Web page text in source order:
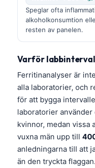
Speglar ofta
alkoholkonsumtion
resten av panelen.
Varför
Ferritinanalyser är
alla laboratorier, och
för att bygga
laboratorier
kvinnor, medan vissa
vuxna män upp till
anledningarna till att
än den tryckta flaggan.